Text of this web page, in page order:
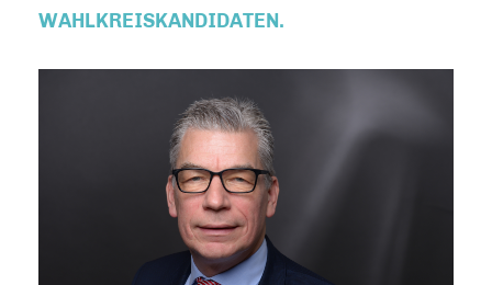
WAHLKREISKANDIDATEN.